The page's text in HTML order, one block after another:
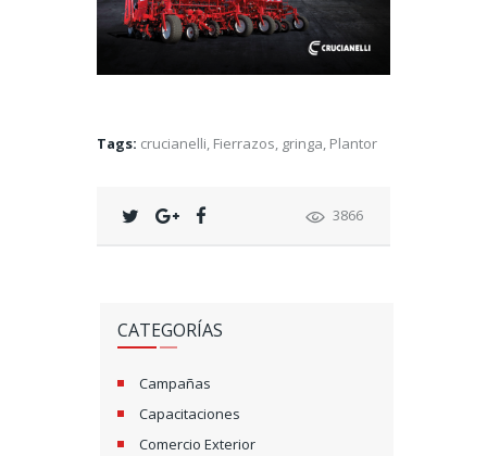
Tags: crucianelli, Fierrazos, gringa, Plantor
3866
CATEGORÍAS
Campañas
Capacitaciones
Comercio Exterior